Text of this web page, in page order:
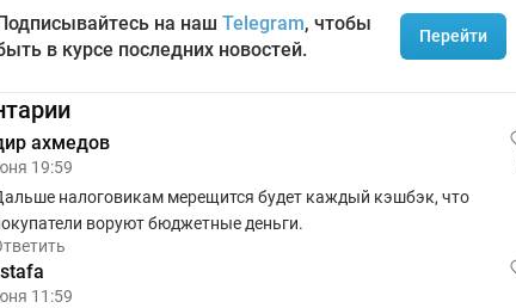
областного налогового
управления не пресекли
на наш Telegram, чтобы
в курсе последних новостей.
Перейти
ахмедов
19:59
налоговикам мерещится будет каждый кэшбэк, что
воруют бюджетные деньги.
11:59